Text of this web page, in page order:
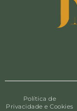
Política de
Privacidade e Cookies